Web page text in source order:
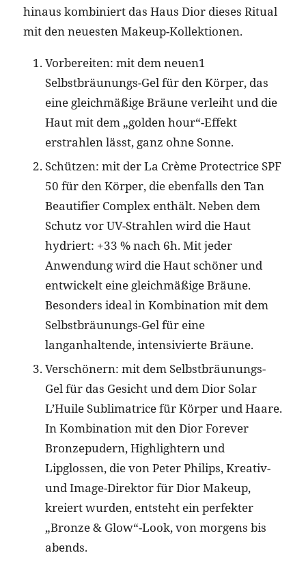
hinaus kombiniert das Haus Dior dieses Ritual
mit den neuesten Makeup-Kollektionen.
Vorbereiten: mit dem neuen1
Selbstbräunungs-Gel für den Körper, das
eine gleichmäßige Bräune verleiht und die
Haut mit dem „golden hour“-Effekt
erstrahlen lässt, ganz ohne Sonne.
Schützen: mit der La Crème Protectrice SPF
50 für den Körper, die ebenfalls den Tan
Beautifier Complex enthält. Neben dem
Schutz vor UV-Strahlen wird die Haut
hydriert: +33 % nach 6h. Mit jeder
Anwendung wird die Haut schöner und
entwickelt eine gleichmäßige Bräune.
Besonders ideal in Kombination mit dem
Selbstbräunungs-Gel für eine
langanhaltende, intensivierte Bräune.
Verschönern: mit dem Selbstbräunungs-
Gel für das Gesicht und dem Dior Solar
L’Huile Sublimatrice für Körper und Haare.
In Kombination mit den Dior Forever
Bronzepudern, Highlightern und
Lipglossen, die von Peter Philips, Kreativ-
und Image-Direktor für Dior Makeup,
kreiert wurden, entsteht ein perfekter
„Bronze & Glow“-Look, von morgens bis
abends.